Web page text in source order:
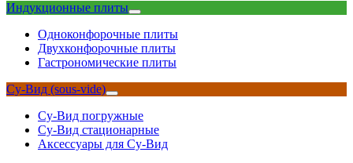
Индукционные плиты
Одноконфорочные плиты
Двухконфорочные плиты
Гастрономические плиты
Су-Вид (sous-vide)
Су-Вид погружные
Су-Вид стационарные
Аксессуары для Су-Вид